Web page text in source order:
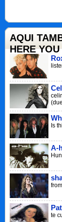
AQUI
HERE
Is
A-
te